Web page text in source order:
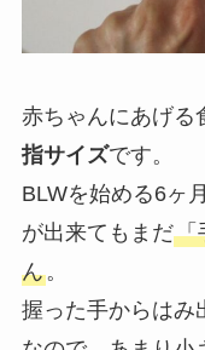
赤ちゃんにあげる
指サイズです。
BLWを始める6ヶ
が出来ても まだ「
ん。
握った手からはみ